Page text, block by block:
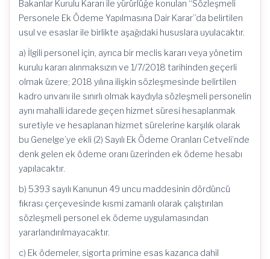
Bakanlar Kurulu Kararı ile yürürlüğe konulan “Sözleşmeli
Personele Ek Ödeme Yapılmasına Dair Karar”da belirtilen
usul ve esaslar ile birlikte aşağıdaki hususlara uyulacaktır.
a) İlgili personel için, ayrıca bir meclis kararı veya yönetim
kurulu kararı alınmaksızın ve 1/7/2018 tarihinden geçerli
olmak üzere; 2018 yılına ilişkin sözleşmesinde belirtilen
kadro unvanı ile sınırlı olmak kaydıyla sözleşmeli personelin
aynı mahalli idarede geçen hizmet süresi hesaplanmak
suretiyle ve hesaplanan hizmet sürelerine karşılık olarak
bu Genelge’ye ekli (2) Sayılı Ek Ödeme Oranları Cetveli’nde
denk gelen ek ödeme oranı üzerinden ek ödeme hesabı
yapılacaktır.
b) 5393 sayılı Kanunun 49 uncu maddesinin dördüncü
fıkrası çerçevesinde kısmi zamanlı olarak çalıştırılan
sözleşmeli personel ek ödeme uygulamasından
yararlandırılmayacaktır.
c) Ek ödemeler, sigorta primine esas kazanca dahil